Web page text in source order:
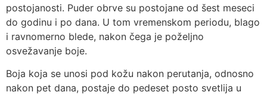
postojanosti. Puder obrve su postojane od šest meseci
do godinu i po dana. U tom vremenskom periodu, blago
i ravnomerno blede, nakon čega je poželjno
osvežavanje boje.
Boja koja se unosi pod kožu nakon perutanja, odnosno
nakon pet dana, postaje do pedeset posto svetlija u